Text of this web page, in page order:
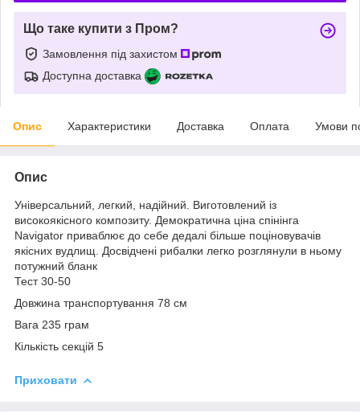
Що таке купити з Пром?
Замовлення під захистом
Доступна доставка
Опис Характеристики Доставка Оплата Умови
Опис
Універсальний, легкий, надійний. Виготовлений із
високоякісного композиту. Демократична ціна спінінга
Navigator приваблює до себе дедалі більше поціновувачів
якісних вудлищ. Досвідчені рибалки легко розглянули в ньому
потужний бланк
Тест 30-50
Довжина транспортування 78 см
Вага 235 грам
Кількість секцій 5
Приховати